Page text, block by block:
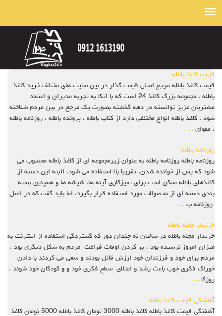
قیمت کاغذ باطله
قیمت کاغذ باطله مرجع اصلی قیمت گذار در بین سایت های مختلف خرید کاغذ
باطله ، مجموعه بزرگ کاغذ 24 است که با اتکا به تجربه مدیران و اعتماد
مشتریان عزیز توانسته در دهه گذشته بصورت یک مرجع در بین مردم شناخته
شود . کاغذ باطله انواع مختلفی دارد از کتاب باطله ، پرونده باطله ، روزنامه باطله
، مقوای ...
روزنامه باطله
روزنامه باطله روزنامه باطله به عنوان زیرمجموعه ای از کاغذ باطله محسوب می
شود که پس از خوانده شدن، تقریبا بلا استفاده می شود. البته این دسته از
کاغذهای باطله ممکن است برای تمیزکاری آینه ها، شیشه ها و همچنین بسته
بندی دسته ای از محصولات مورد استفاده قرار بگیرد. اما باید گفت که در اصل
روزنامه ب ...
خریدار مجله باطله
خریدار مجله باطله در سالیان نه چندان دور که گستردگی استفاده از اینترنت به
میزان امروز نرسیده بود ، پر کردن اوقات فراغت مردم به شکل دیگری بود .
مردم برای خود و فرزندان خود ارزش قائل بودند و سعی می کردند با دادن
خوراک فکری خوب باعث رشد و اعتلای سطح فکری خود و و کودکان خود شوند .
روزگا ...
آشفتگی قیمت کاغذ باطله
آشفتگی قیمت کاغذ باطله کاغذ باطله 3000 تومان کاغذ باطله 5000 تومان کاغذ